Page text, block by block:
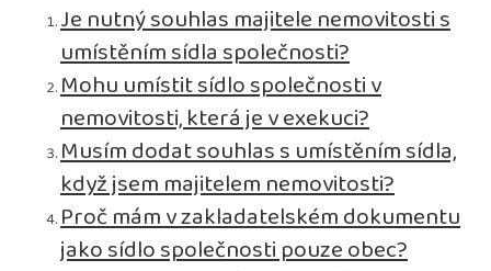
Je nutný souhlas majitele nemovitosti s
umístěním sídla společnosti?
Mohu umístit sídlo společnosti v
nemovitosti, která je v exekuci?
Musím dodat souhlas s umístěním sídla,
když jsem majitelem nemovitosti?
Proč mám v zakladatelském dokumentu
jako sídlo společnosti pouze obec?